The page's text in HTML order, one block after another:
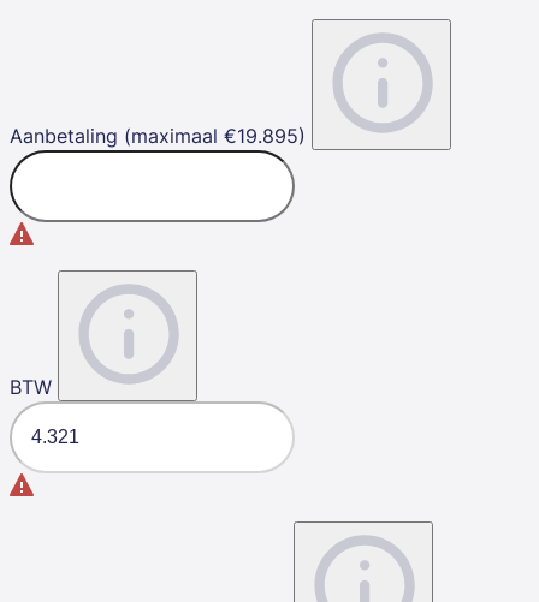
Aanbetaling (maximaal €19.895)
BTW